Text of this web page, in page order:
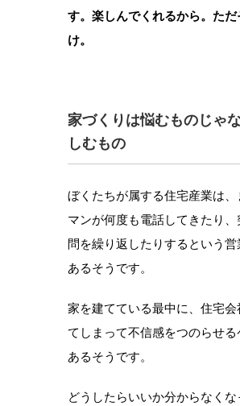
す。楽しんでくれるから。ただ
け。
家づくりは悩むものじゃ
しむもの
ぼくたちが属する住宅産業は、
マンが何度も電話してきたり
問を繰り返したりするという営
あるそうです。
家を建てている最中に、住宅会
てしまって不信感をつのらせる
あるそうです。
どうしたらいいか分からなくな